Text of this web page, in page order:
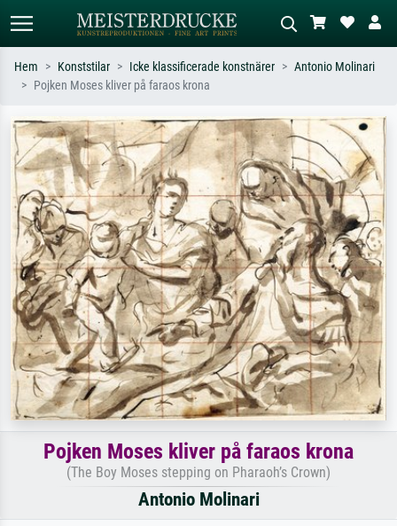
Sök efter konstnär, titel eller stil –
t.ex. Monet, Stjärnenatt,
impressionism, Hokusai-våg, naken.
Beskriv scenen – t.ex. grön äng,
abstrakt med mycket rött, mörk
oljemålning, stående naken bredvid ett
träd.
Hem Konststilar Icke klassificerade konstnärer
Antonio Molinari
Pojken Moses kliver på faraos krona
Pojken Moses kliver på faraos krona
(The Boy Moses stepping on Pharaoh’s Crown)
Antonio Molinari